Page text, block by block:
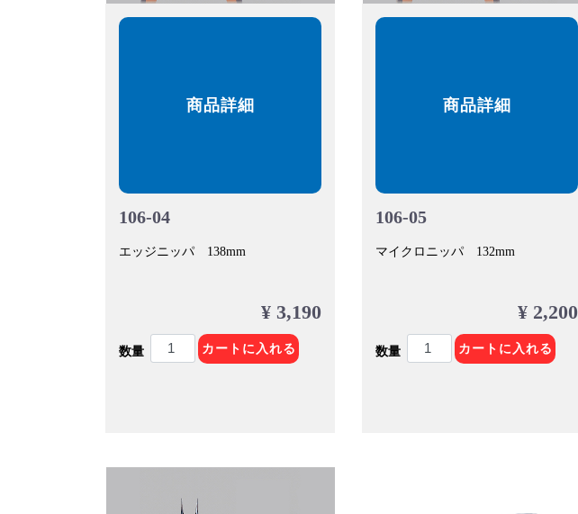
商品詳細
106-04
エッジニッパ 138mm
¥ 3,190
数量 カートに入れる
商品詳細
106-05
マイクロニッパ 132mm
¥ 2,200
数量 カートに入れる